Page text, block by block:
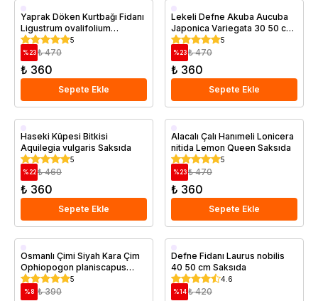
Saksıda
Yaprak Döken Kurtbağı Fidanı
Ligustrum ovalifolium
California Privet Saksıda
5
%23 ₺ 470
₺ 360
Sepete Ekle
Saksıda
Lekeli Defne Akuba Aucuba
Japonica Variegata 30 50 cm
Saksıda
5
%23 ₺ 470
₺ 360
Sepete Ekle
Saksıda
Haseki Küpesi Bitkisi
Aquilegia vulgaris Saksıda
5
%22 ₺ 460
₺ 360
Sepete Ekle
Saksıda
Alacalı Çalı Hanımeli Lonicera
nitida Lemon Queen Saksıda
5
%23 ₺ 470
₺ 360
Sepete Ekle
Saksıda
Osmanlı Çimi Siyah Kara Çim
Ophiopogon planiscapus
Nigramescens
5
% 8 ₺ 390
Saksıda
Defne Fidanı Laurus nobilis
40 50 cm Saksıda
4.6
%14 ₺ 420